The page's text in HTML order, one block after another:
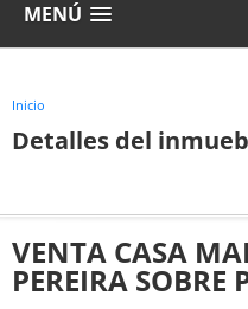
MENÚ
Inicio
Detalles del
VENTA CASA
PEREIRA SOBRE